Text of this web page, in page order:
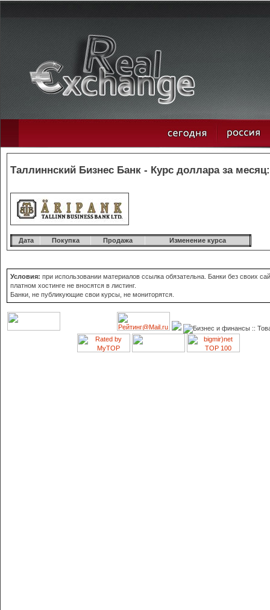
Таллиннский Бизнес Банк - Курс доллара за месяц:
Дата Покупка Продажа Изменение курса
Условия: при использовании материалов ссылка обязательна. Банки без своих
платном хостинге не вносятся в листинг.
Банки, не публикующие свои курсы, не мониторятся.